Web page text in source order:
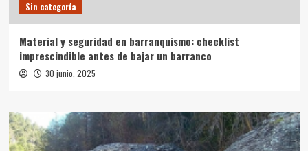
Sin categoría
Material y seguridad en barranquismo: checklist
imprescindible antes de bajar un barranco
30 junio, 2025